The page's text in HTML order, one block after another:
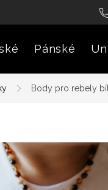
Pánské
Body pro rebely